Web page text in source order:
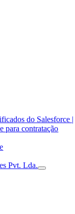
do Salesforce |
para contratação
Pvt. Lda.